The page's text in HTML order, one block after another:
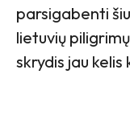
parsigabenti
lietuvių
skrydis jau